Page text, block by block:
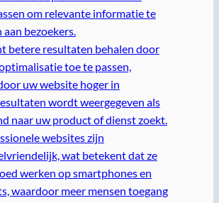
om relevante informatie te
aan bezoekers.
betere resultaten behalen door
toe te passen,
uw website hoger in
wordt weergegeven als
naar uw product of dienst zoekt.
websites zijn
wat betekent dat ze
werken op smartphones en
waardoor meer mensen toegang